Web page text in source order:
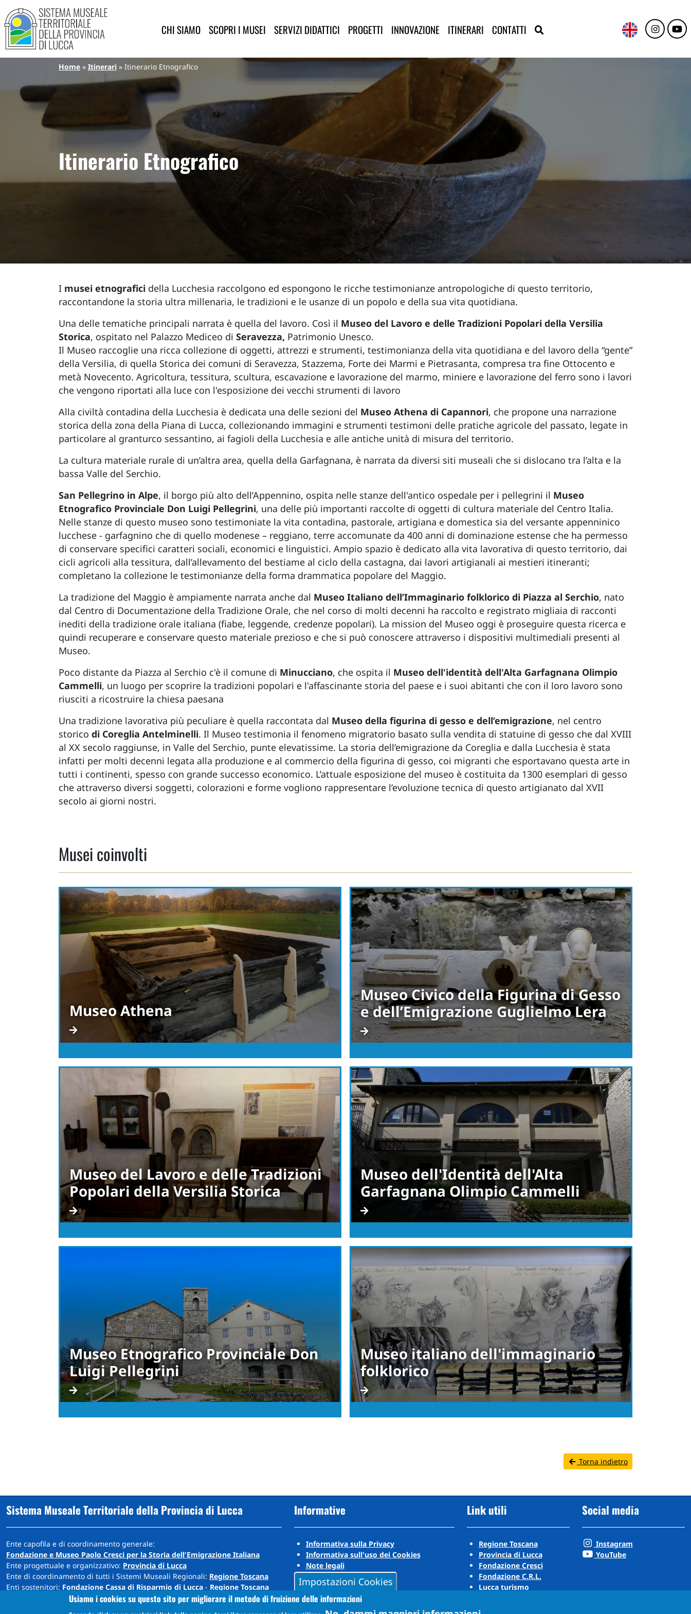
Salta al contenuto principale
Sistema Museale Territoriale della Provincia di Lucca
Navigazione principale
CHI SIAMO SCOPRI I MUSEI SERVIZI DIDATTICI PROGETTI INNOVAZIONE ITINERARI CONTATTI
Briciole di pane
Home Itinerari Itinerario Etnografico
Itinerario Etnografico
I musei etnografici della Lucchesia raccolgono ed espongono le ricche testimonianze antropologiche di questo territorio,
raccontandone la storia ultra millenaria, le tradizioni e le usanze di un popolo e della sua vita quotidiana.
Una delle tematiche principali narrata è quella del lavoro. Così il Museo del Lavoro e delle Tradizioni Popolari della Versilia
Storica, ospitato nel Palazzo Mediceo di Seravezza, Patrimonio Unesco.
Il Museo raccoglie una ricca collezione di oggetti, attrezzi e strumenti, testimonianza della vita quotidiana e del lavoro della “gente”
della Versilia, di quella Storica dei comuni di Seravezza, Stazzema, Forte dei Marmi e Pietrasanta, compresa tra fine Ottocento e
metà Novecento. Agricoltura, tessitura, scultura, escavazione e lavorazione del marmo, miniere e lavorazione del ferro sono i lavori
che vengono riportati alla luce con l'esposizione dei vecchi strumenti di lavoro
Alla civiltà contadina della Lucchesia è dedicata una delle sezioni del Museo Athena di Capannori, che propone una narrazione
storica della zona della Piana di Lucca, collezionando immagini e strumenti testimoni delle pratiche agricole del passato, legate in
particolare al granturco sessantino, ai fagioli della Lucchesia e alle antiche unità di misura del territorio.
La cultura materiale rurale di un’altra area, quella della Garfagnana, è narrata da diversi siti museali che si dislocano tra l’alta e la
bassa Valle del Serchio.
San Pellegrino in Alpe, il borgo più alto dell’Appennino, ospita nelle stanze dell'antico ospedale per i pellegrini il Museo
Etnografico Provinciale Don Luigi Pellegrini, una delle più importanti raccolte di oggetti di cultura materiale del Centro Italia.
Nelle stanze di questo museo sono testimoniate la vita contadina, pastorale, artigiana e domestica sia del versante appenninico
lucchese - garfagnino che di quello modenese – reggiano, terre accomunate da 400 anni di dominazione estense che ha permesso
di conservare specifici caratteri sociali, economici e linguistici. Ampio spazio è dedicato alla vita lavorativa di questo territorio, dai
cicli agricoli alla tessitura, dall’allevamento del bestiame al ciclo della castagna, dai lavori artigianali ai mestieri itineranti;
completano la collezione le testimonianze della forma drammatica popolare del Maggio.
La tradizione del Maggio è ampiamente narrata anche dal Museo Italiano dell’Immaginario folklorico di Piazza al Serchio, nato
dal Centro di Documentazione della Tradizione Orale, che nel corso di molti decenni ha raccolto e registrato migliaia di racconti
inediti della tradizione orale italiana (fiabe, leggende, credenze popolari). La mission del Museo oggi è proseguire questa ricerca e
quindi recuperare e conservare questo materiale prezioso e che si può conoscere attraverso i dispositivi multimediali presenti al
Museo.
Poco distante da Piazza al Serchio c'è il comune di Minucciano, che ospita il Museo dell'identità dell'Alta Garfagnana Olimpio
Cammelli, un luogo per scoprire la tradizioni popolari e l'affascinante storia del paese e i suoi abitanti che con il loro lavoro sono
riusciti a ricostruire la chiesa paesana
Una tradizione lavorativa più peculiare è quella raccontata dal Museo della figurina di gesso e dell’emigrazione, nel centro
storico di Coreglia Antelminelli. Il Museo testimonia il fenomeno migratorio basato sulla vendita di statuine di gesso che dal XVIII
al XX secolo raggiunse, in Valle del Serchio, punte elevatissime. La storia dell’emigrazione da Coreglia e dalla Lucchesia è stata
infatti per molti decenni legata alla produzione e al commercio della figurina di gesso, coi migranti che esportavano questa arte in
tutti i continenti, spesso con grande successo economico. L’attuale esposizione del museo è costituita da 1300 esemplari di gesso
che attraverso diversi soggetti, colorazioni e forme vogliono rappresentare l’evoluzione tecnica di questo artigianato dal XVII
secolo ai giorni nostri.
Musei coinvolti
Museo Athena
Museo Civico della Figurina di Gesso
e dell’Emigrazione Guglielmo Lera
Museo del Lavoro e delle Tradizioni
Popolari della Versilia Storica
Museo dell'Identità dell'Alta
Garfagnana Olimpio Cammelli
Museo Etnografico Provinciale Don
Luigi Pellegrini
Museo italiano dell'immaginario
folklorico
Torna indietro
Sistema Museale Territoriale della Provincia di Lucca
Ente capofila e di coordinamento generale:
Fondazione e Museo Paolo Cresci per la Storia dell'Emigrazione Italiana
Ente progettuale e organizzativo: Provincia di Lucca
Ente di coordinamento di tutti i Sistemi Museali Regionali: Regione Toscana
Enti sostenitori: Fondazione Cassa di Risparmio di Lucca - Regione Toscana
Sede: Cortile Carrara - Palazzo Ducale - 55100 Lucca
Informative
Informativa sulla Privacy
Informativa sull'uso dei Cookies
Note legali
Link utili
Regione Toscana
Provincia di Lucca
Fondazione Cresci
Fondazione C.R.L.
Lucca turismo
Puccini Lands
Social media
Instagram
YouTube
Impostazioni Cookies
Usiamo i cookies su questo sito per migliorare il metodo di fruizione delle informazioni